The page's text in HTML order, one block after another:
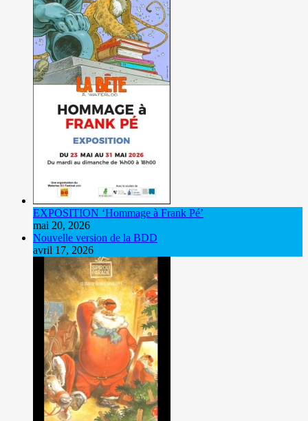
EXPOSITION ‘Hommage à Frank Pé’
mai 20, 2026
Nouvelle version de la BDD
avril 17, 2026